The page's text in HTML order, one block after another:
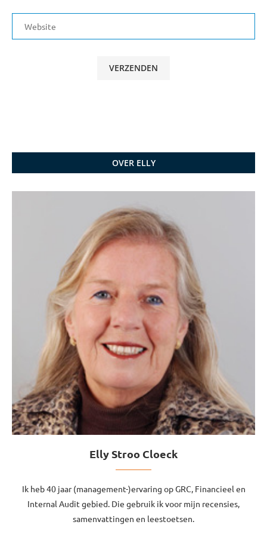
OVER ELLY
Elly Stroo Cloeck
Ik heb 40 jaar (management-)ervaring op GRC, Financieel en
Internal Audit gebied. Die gebruik ik voor mijn recensies,
samenvattingen en leestoetsen.